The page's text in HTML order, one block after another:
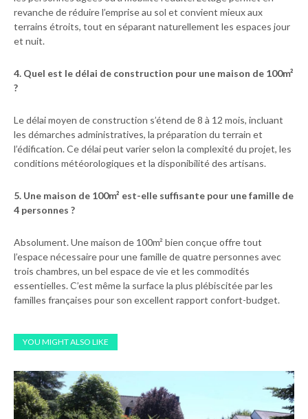
revanche de réduire l’emprise au sol et convient mieux aux
terrains étroits, tout en séparant naturellement les espaces jour
et nuit.
4. Quel est le délai de construction pour une maison de 100m²
?
Le délai moyen de construction s’étend de 8 à 12 mois, incluant
les démarches administratives, la préparation du terrain et
l’édification. Ce délai peut varier selon la complexité du projet, les
conditions météorologiques et la disponibilité des artisans.
5. Une maison de 100m² est-elle suffisante pour une famille de
4 personnes ?
Absolument. Une maison de 100m² bien conçue offre tout
l’espace nécessaire pour une famille de quatre personnes avec
trois chambres, un bel espace de vie et les commodités
essentielles. C’est même la surface la plus plébiscitée par les
familles françaises pour son excellent rapport confort-budget.
YOU MIGHT ALSO LIKE